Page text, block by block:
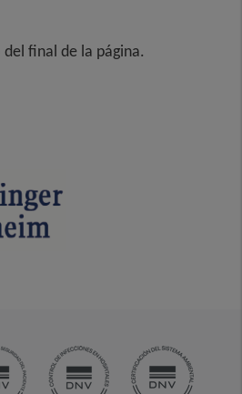
final de la página.